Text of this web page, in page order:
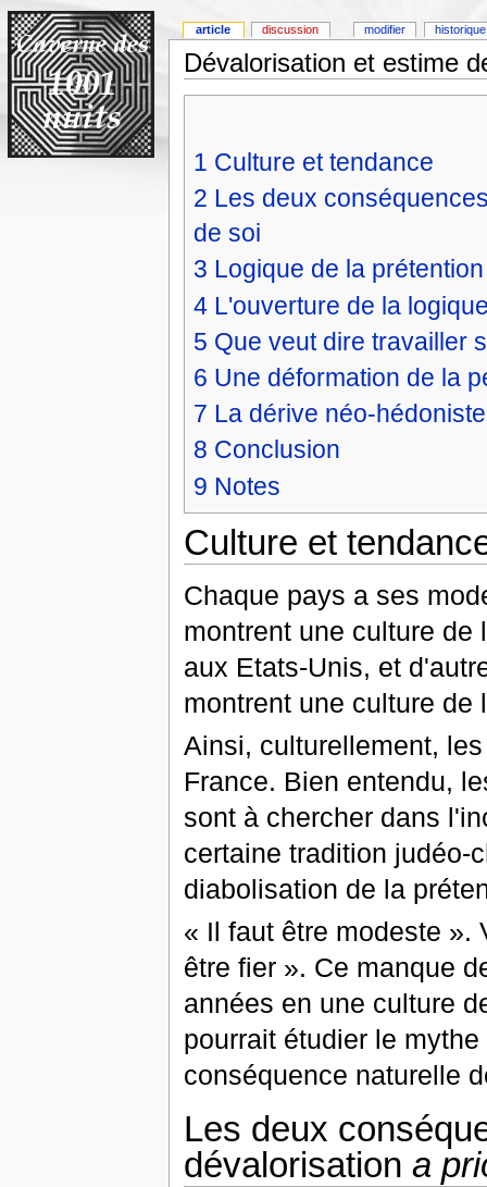
Dévalorisation et estime
1 Culture et tendance
2 Les deux
de soi
3 Logique de la
4 L'ouverture de la
5 Que veut dire travailler
6 Une déformation de la
7 La dérive néo-hédoniste
8 Conclusion
9 Notes
Culture et
Chaque pays a ses
montrent une culture de
aux Etats-Unis, et
montrent une culture de
Ainsi, culturellement,
France. Bien entendu,
sont à chercher dans
certaine tradition judéo-
diabolisation de la
« Il faut être modeste ».
être fier ». Ce manque
années en une culture
pourrait étudier le
conséquence naturelle
Les deux
dévalorisation a
article discussion modifier historique